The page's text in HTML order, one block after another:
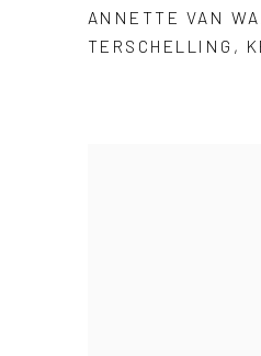
ANNETTE VAN
TERSCHELLING ,